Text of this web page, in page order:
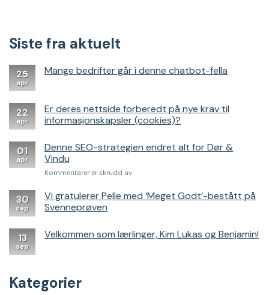
Siste fra aktuelt
25
apr
Mange bedrifter går i denne chatbot-fella
22
apr
Er deres nettside forberedt på nye krav til
informasjonskapsler (cookies)?
01
apr
Denne SEO-strategien endret alt for Dør &
Vindu
Kommentarer er skrudd avfor
SEO-
strategien
for
30
sep
Vi gratulerer Pelle med ‘Meget Godt’-bestått på
Svenneprøven
13
sep
Velkommen som lærlinger, Kim Lukas og Benjamin!
Kategorier